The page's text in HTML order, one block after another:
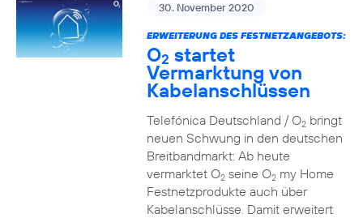
30. November 2020
ERWEITERUNG DES FESTNETZANGEBOTS:
O2 startet
Vermarktung von
Kabelanschlüssen
Telefónica Deutschland / O2bringt
neuen Schwung in den deutschen
Breitbandmarkt: Ab heute
vermarktet O2seine O2my Home
Festnetzprodukte auch über
Kabelanschlüsse. Damit erweitert